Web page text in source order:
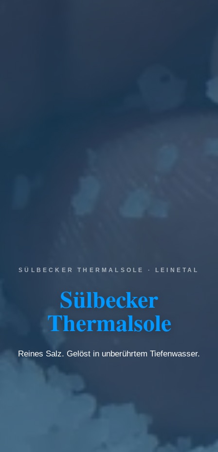
SÜLBECKER THERMALSOLE · LEINETAL
Sülbecker
Thermalsole
Reines Salz. Gelöst in unberührtem Tiefenwasser.